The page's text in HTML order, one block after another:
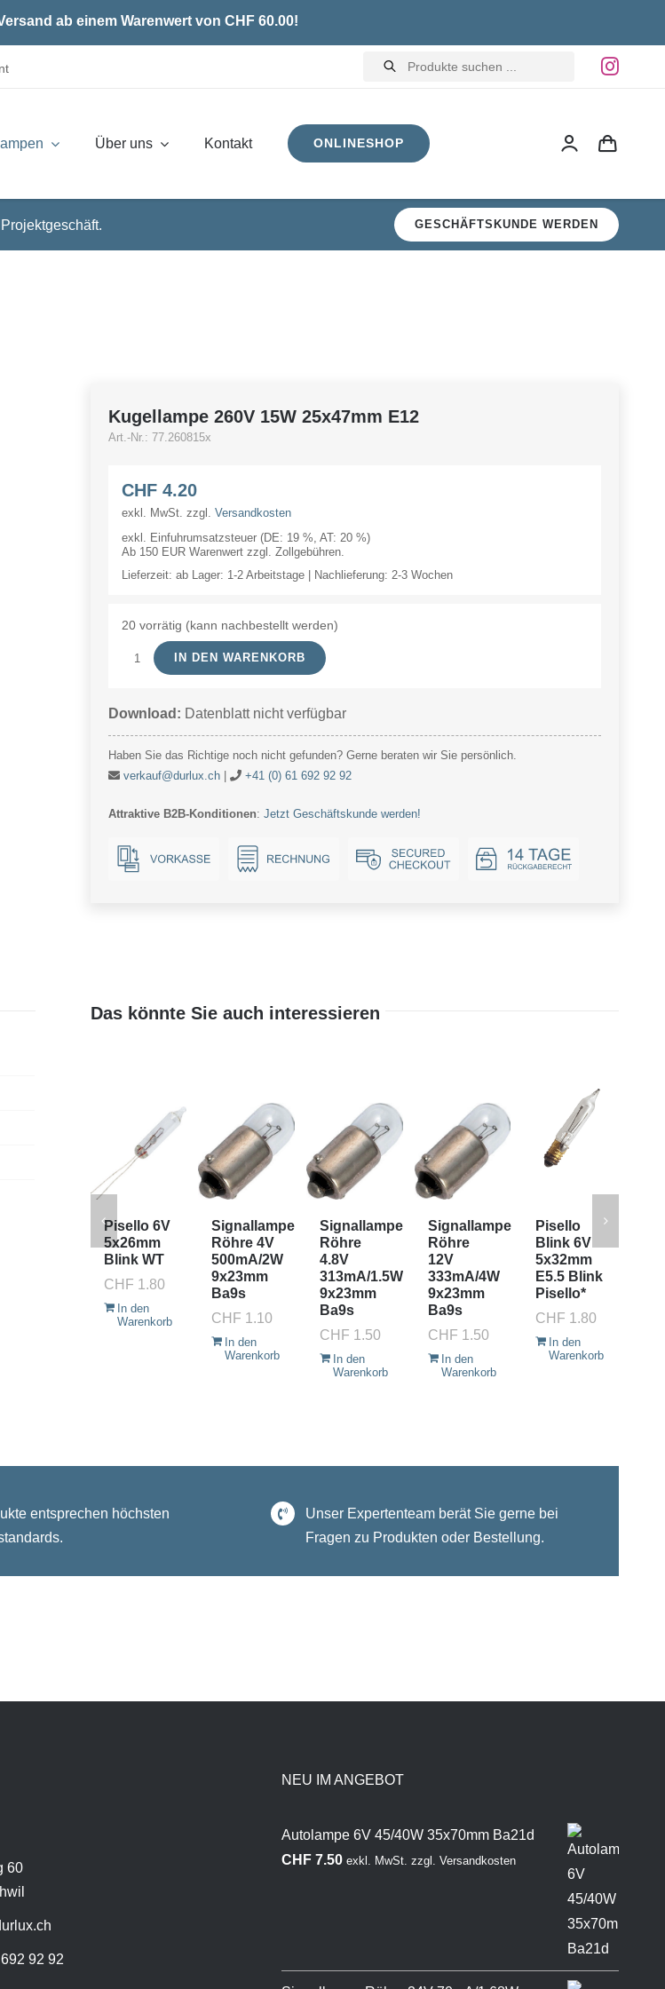
ab einem Warenwert von CHF 60.00!
Products
search
Über uns Kontakt ONLINESHOP
GESCHÄFTSKUNDE WERDEN
Kugellampe 260V 15W 25x47mm E12
Art.-Nr.: 77.260815x
CHF4.20
exkl. MwSt. zzgl. Versandkosten
exkl. Einfuhrumsatzsteuer (DE: 19 %, AT: 20 %)
Ab 150 EUR Warenwert zzgl. Zollgebühren.
Lieferzeit: ab Lager: 1-2 Arbeitstage | Nachlieferung: 2-3 Wochen
20 vorrätig (kann nachbestellt werden)
Kugellampe
15W
E12
IN DEN WARENKORB
Download: Datenblatt nicht verfügbar
Haben Sie das Richtige noch nicht gefunden? Gerne beraten wir Sie persönlich.
verkauf@durlux.ch| +41 (0) 61 692 92 92
Attraktive B2B-Konditionen: Jetzt Geschäftskunde werden!
Das könnte Sie auch interessieren
Pisello 6V
5x26mm
Blink WT
CHF 1.80
In den
Warenkorb
Signallampe
Röhre 4V
500mA/2W
9x23mm
Ba9s
CHF 1.10
In den
Warenkorb
Signallampe
Röhre
4.8V
313mA/1.5W
9x23mm
Ba9s
CHF 1.50
In den
Warenkorb
Signallampe
Röhre
12V
333mA/4W
9x23mm
Ba9s
CHF 1.50
In den
Warenkorb
Pisello
Blink 6V
5x32mm
E5.5 Blink
Pisello*
CHF 1.80
In den
Warenkorb
entsprechen höchsten
Unser Expertenteam berät Sie gerne bei
Fragen zu Produkten oder Bestellung.
60
92 92
NEU IM ANGEBOT
Autolampe 6V 45/40W 35x70mm Ba21d
CHF7.50 exkl. MwSt. zzgl. Versandkosten